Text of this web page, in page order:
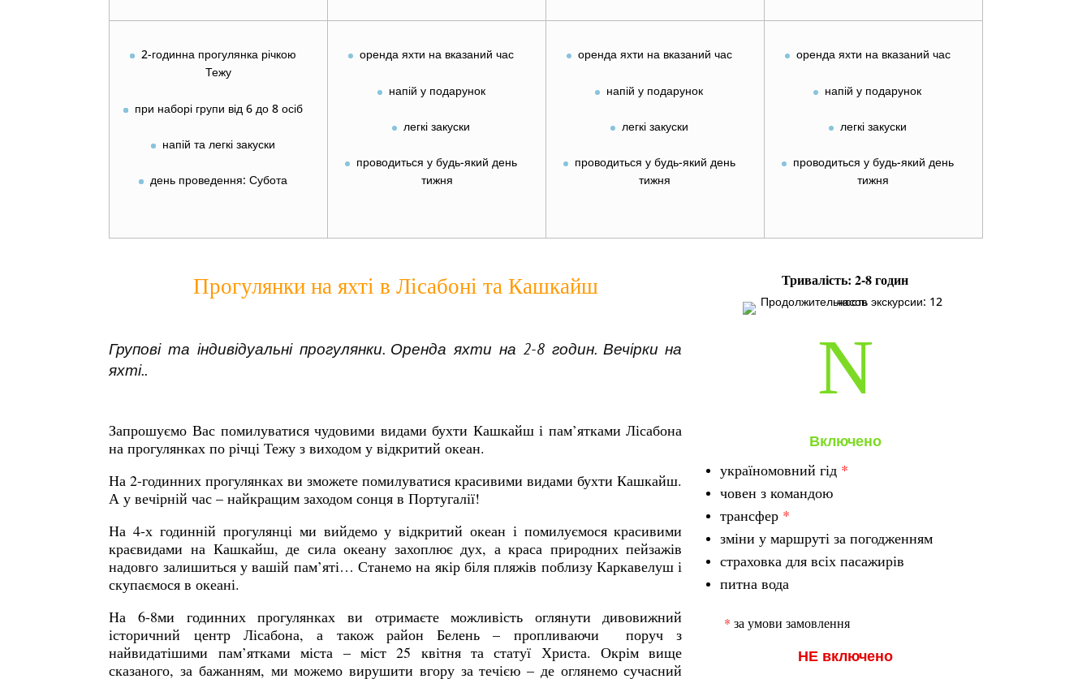
2-годинна прогулянка річкою
Тежу
при наборі групи від 6 до 8 осіб
напій та легкі закуски
день проведення: Субота
оренда яхти на вказаний час
напій у подарунок
легкі закуски
проводиться у будь-який день
тижня
оренда яхти на вказаний час
напій у подарунок
легкі закуски
проводиться у будь-який день
тижня
оренда яхти на вказаний час
напій у подарунок
легкі закуски
проводиться у будь-який день
тижня
Прогулянки на яхті в Лісабоні та Кашкайш
Групові та індивідуальні прогулянки. Оренда яхти на 2-8 годин. Вечірки на
яхті..
Запрошуємо Вас помилуватися чудовими видами бухти Кашкайш і пам’ятками Лісабона
на прогулянках по річці Тежу з виходом у відкритий океан.
На 2-годинних прогулянках ви зможете помилуватися красивими видами бухти Кашкайш.
А у вечірній час – найкращим заходом сонця в Португалії!
На 4-х годинній прогулянці ми вийдемо у відкритий океан і помилуємося красивими
краєвидами на Кашкайш, де сила океану захоплює дух, а краса природних пейзажів
надовго залишиться у вашій пам’яті… Станемо на якір біля пляжів поблизу Каркавелуш і
скупаємося в океані.
На 6-8ми годинних прогулянках ви отримаєте можливість оглянути дивовижний
історичний центр Лісабона, а також район Белень – пропливаючи поруч з
найвидатішими пам’ятками міста – міст 25 квітня та статуї Христа. Окрім вище
сказаного, за бажанням, ми можемо вирушити вгору за течією – де оглянемо сучасний
Тривалість: 2-8 годин
N
Включено
україномовний гід *
човен з командою
трансфер *
зміни у маршруті за погодженням
страховка для всіх пасажирів
питна вода
* за умови замовлення
НЕ включено